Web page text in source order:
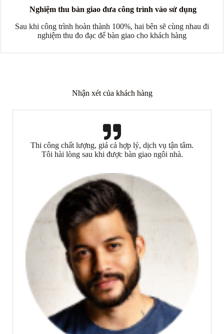
Nghiệm thu bàn giao đưa công trình vào sử dụng
Sau khi công trình hoàn thành 100%, hai bên sẽ cùng nhau đi
nghiệm thu đo đạc để bàn giao cho khách hàng
Nhận xét của khách hàng
Thi công chất lượng, giá cả hợp lý, dịch vụ tận tâm.
Tôi hài lòng sau khi được bàn giao ngôi nhà.